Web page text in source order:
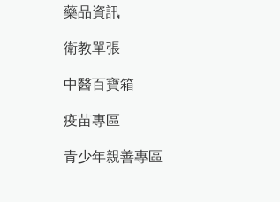
藥品資訊
衛教單張
中醫百寶箱
疫苗專區
青少年親善專區